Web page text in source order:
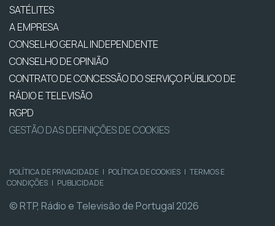
SATÉLITES
A EMPRESA
CONSELHO GERAL INDEPENDENTE
CONSELHO DE OPINIÃO
CONTRATO DE CONCESSÃO DO SERVIÇO PÚBLICO DE
RÁDIO E TELEVISÃO
RGPD
GESTÃO DAS DEFINIÇÕES DE COOKIES
POLÍTICA DE PRIVACIDADE | POLÍTICA DE COOKIES | TERMOS E
CONDIÇÕES | PUBLICIDADE
© RTP, Rádio e Televisão de Portugal 2026